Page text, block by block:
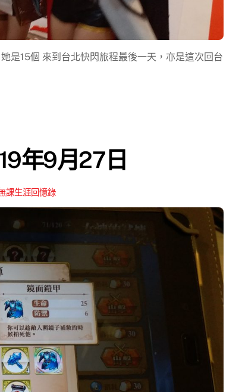
是15個 來到台北快閃旅程最後一天，亦是這次回台
年9月27日
課生涯回憶錄